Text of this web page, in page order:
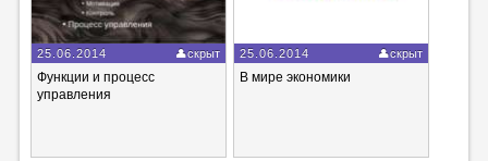
25.06.2014 скрыт
Функции и процесс
управления
25.06.2014 скрыт
В мире экономики